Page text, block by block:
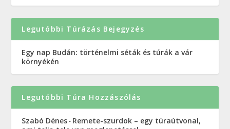
Legutóbbi Túrázás Bejegyzés
Egy nap Budán: történelmi séták és túrák a vár
környékén
Legutóbbi Túra Hozzászólás
Szabó Dénes- Remete-szurdok – egy túraútvonal,